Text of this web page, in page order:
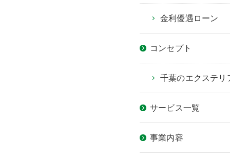
金利優遇ローン
コンセプト
千葉のエクステリ
サービス一覧
事業内容